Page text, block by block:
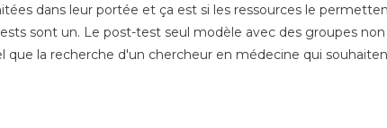
dans leur portée et ça est si les ressources le
sont un. Le post-test seul modèle avec des groupes
que la recherche d'un chercheur en médecine qui